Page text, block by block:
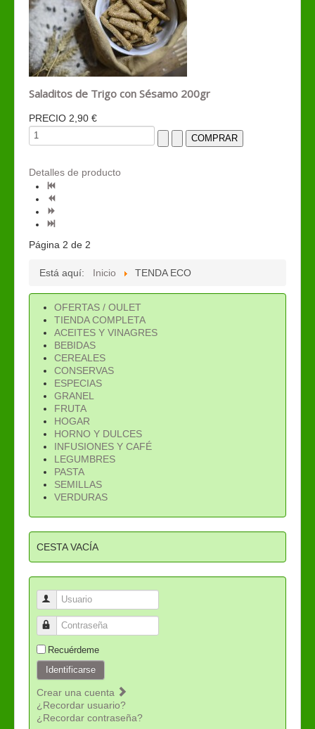
Saladitos de Trigo con Sésamo 200gr
PRECIO 2,90 €
Detalles de producto
Página 2 de 2
Está aquí: Inicio TENDA ECO
OFERTAS / OULET
TIENDA COMPLETA
ACEITES Y VINAGRES
BEBIDAS
CEREALES
CONSERVAS
ESPECIAS
GRANEL
FRUTA
HOGAR
HORNO Y DULCES
INFUSIONES Y CAFÉ
LEGUMBRES
PASTA
SEMILLAS
VERDURAS
CESTA VACÍA
Usuario
Contraseña
Recuérdeme
Identificarse
Crear una cuenta
¿Recordar usuario?
¿Recordar contraseña?